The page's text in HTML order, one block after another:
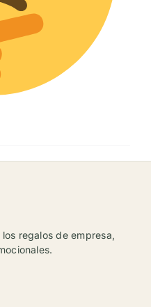
regalos de empresa,